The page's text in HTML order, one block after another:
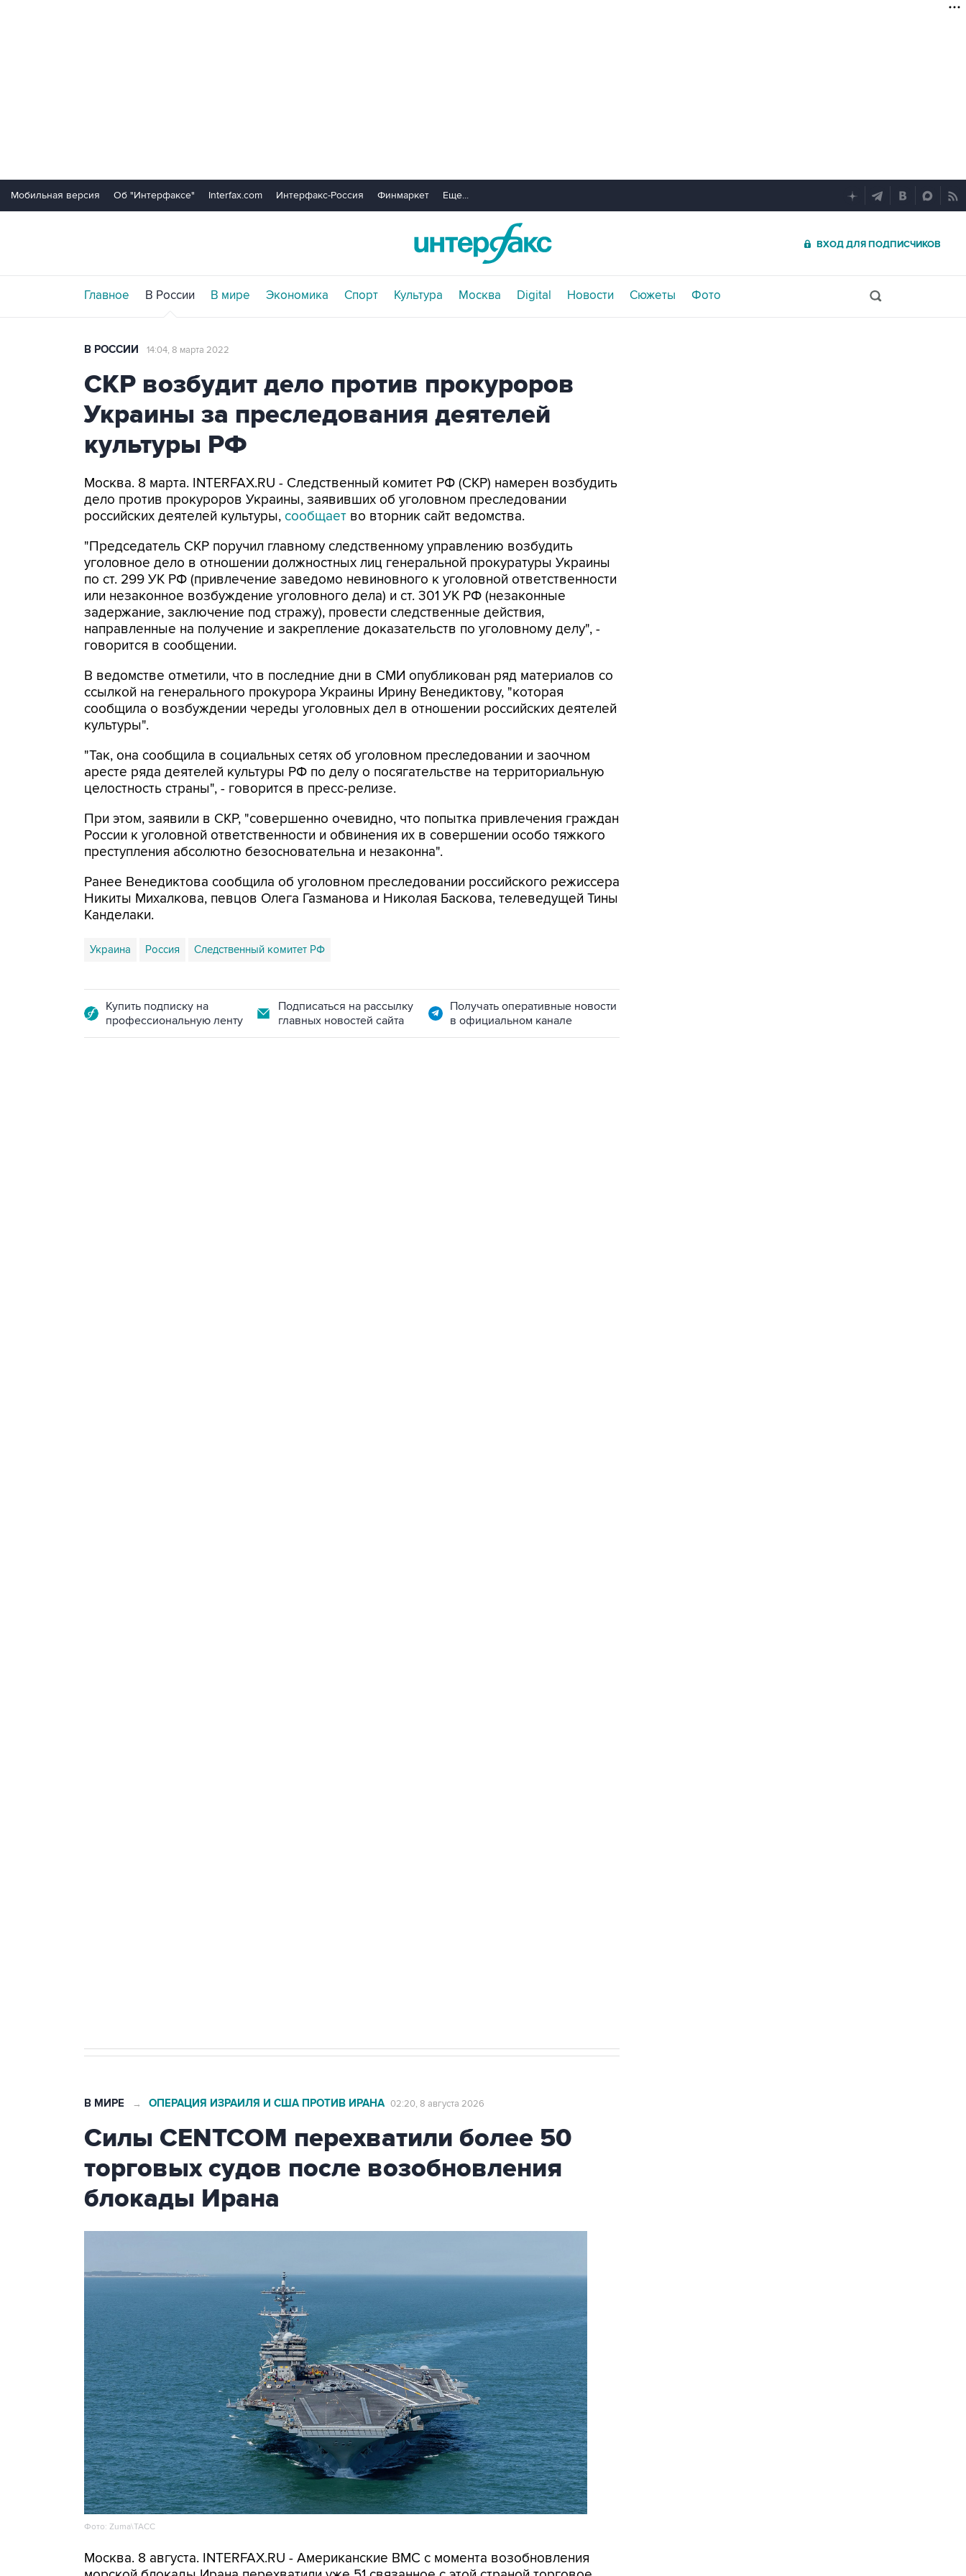
Мобильная версия Об "Интерфаксе" Interfax.com Интерфакс-Россия Финмаркет Еще...
ВХОД ДЛЯ ПОДПИСЧИКОВ
Главное В России В мире Экономика Спорт Культура Москва Digital Новости Сюжеты Фото
В РОССИИ 14:04, 8 марта 2022
СКР возбудит дело против прокуроров
Украины за преследования деятелей
культуры РФ
Москва. 8 марта. INTERFAX.RU - Следственный комитет РФ (СКР) намерен возбудить
дело против прокуроров Украины, заявивших об уголовном преследовании
российских деятелей культуры, сообщает во вторник сайт ведомства.
"Председатель СКР поручил главному следственному управлению возбудить
уголовное дело в отношении должностных лиц генеральной прокуратуры Украины
по ст. 299 УК РФ (привлечение заведомо невиновного к уголовной ответственности
или незаконное возбуждение уголовного дела) и ст. 301 УК РФ (незаконные
задержание, заключение под стражу), провести следственные действия,
направленные на получение и закрепление доказательств по уголовному делу", -
говорится в сообщении.
В ведомстве отметили, что в последние дни в СМИ опубликован ряд материалов со
ссылкой на генерального прокурора Украины Ирину Венедиктову, "которая
сообщила о возбуждении череды уголовных дел в отношении российских деятелей
культуры".
"Так, она сообщила в социальных сетях об уголовном преследовании и заочном
аресте ряда деятелей культуры РФ по делу о посягательстве на территориальную
целостность страны", - говорится в пресс-релизе.
При этом, заявили в СКР, "совершенно очевидно, что попытка привлечения граждан
России к уголовной ответственности и обвинения их в совершении особо тяжкого
преступления абсолютно безосновательна и незаконна".
Ранее Венедиктова сообщила об уголовном преследовании российского режиссера
Никиты Михалкова, певцов Олега Газманова и Николая Баскова, телеведущей Тины
Канделаки.
Украина Россия Следственный комитет РФ
Купить подписку на
профессиональную ленту
Подписаться на рассылку
главных новостей сайта
Получать оперативные новости
в официальном канале
В МИРЕ → ОПЕРАЦИЯ ИЗРАИЛЯ И США ПРОТИВ ИРАНА 02:20, 8 августа 2026
Силы CENTCOM перехватили более 50
торговых судов после возобновления
блокады Ирана
Фото: Zuma\ТАСС
Москва. 8 августа. INTERFAX.RU - Американские ВМС с момента возобновления